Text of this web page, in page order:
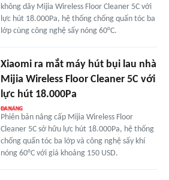
không dây Mijia Wireless Floor Cleaner 5C với
lực hút 18.000Pa, hệ thống chống quấn tóc ba
lớp cùng công nghệ sấy nóng 60°C.
Xiaomi ra mắt máy hút bụi lau nhà
Mijia Wireless Floor Cleaner 5C với
lực hút 18.000Pa
Phiên bản nâng cấp Mijia Wireless Floor
Cleaner 5C sở hữu lực hút 18.000Pa, hệ thống
chống quấn tóc ba lớp và công nghệ sấy khí
nóng 60°C với giá khoảng 150 USD.